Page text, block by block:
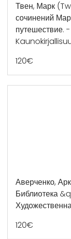
Твен, Марк
сочинений
путешествие.
120€
Аверченко,
Библиотека
120€